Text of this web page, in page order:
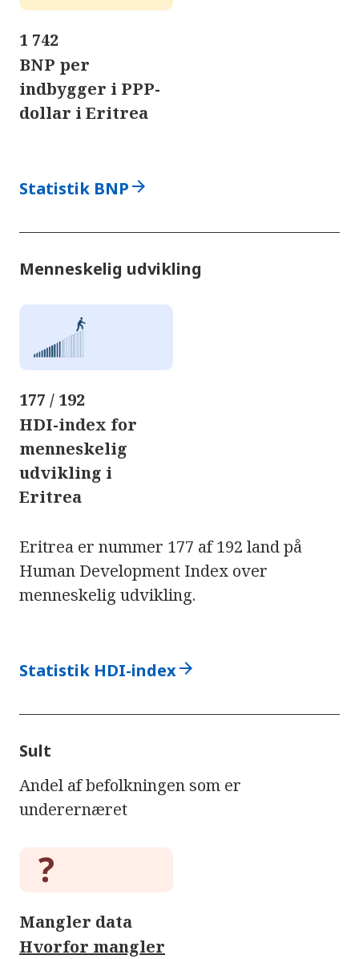
1 742
BNP per
indbygger i PPP-
dollar i Eritrea
Statistik BNP arrow_forward
Menneskelig udvikling
177 / 192
HDI-index for
menneskelig
udvikling i
Eritrea
Eritrea er nummer 177 af 192 land på
Human Development Index over
menneskelig udvikling.
Statistik HDI-indexarrow_forward
Sult
Andel af befolkningen som er
underernæret
Mangler data
Hvorfor mangler